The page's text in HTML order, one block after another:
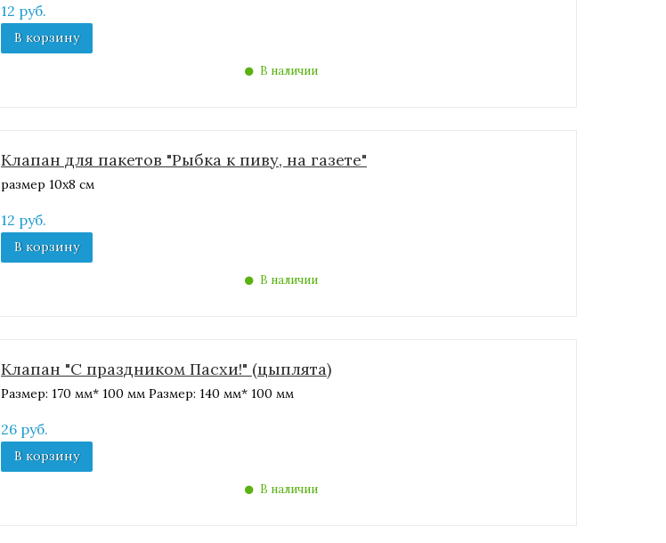
12 руб.
В корзину
В наличии
Клапан для пакетов "Рыбка к пиву, на газете"
размер 10х8 см
12 руб.
В корзину
В наличии
Клапан "С праздником Пасхи!" (цыплята)
Размер: 170 мм* 100 мм Размер: 140 мм* 100 мм
26 руб.
В корзину
В наличии